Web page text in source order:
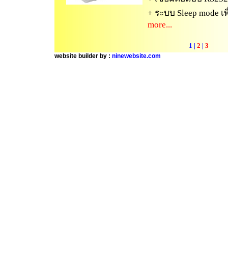
+ ระบบ Sleep mode
more...
1 | 2 | 3
website builder by : ninewebsite.com